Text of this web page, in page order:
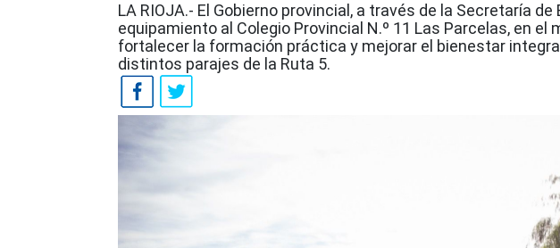
LA RIOJA.- El Gobierno provincial, a través de la Secretaría
equipamiento al Colegio Provincial N.º 11 Las Parcelas, en
fortalecer la formación práctica y mejorar el bienestar
distintos parajes de la Ruta 5.